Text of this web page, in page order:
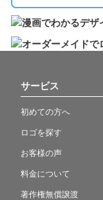
サービス
初めての方へ
ロゴを探す
お客様の声
料金について
著作権無償譲渡